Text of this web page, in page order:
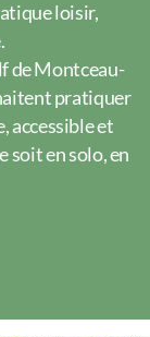
loisir,
de Montceau-
pratiquer
accessible et
soit en solo, en